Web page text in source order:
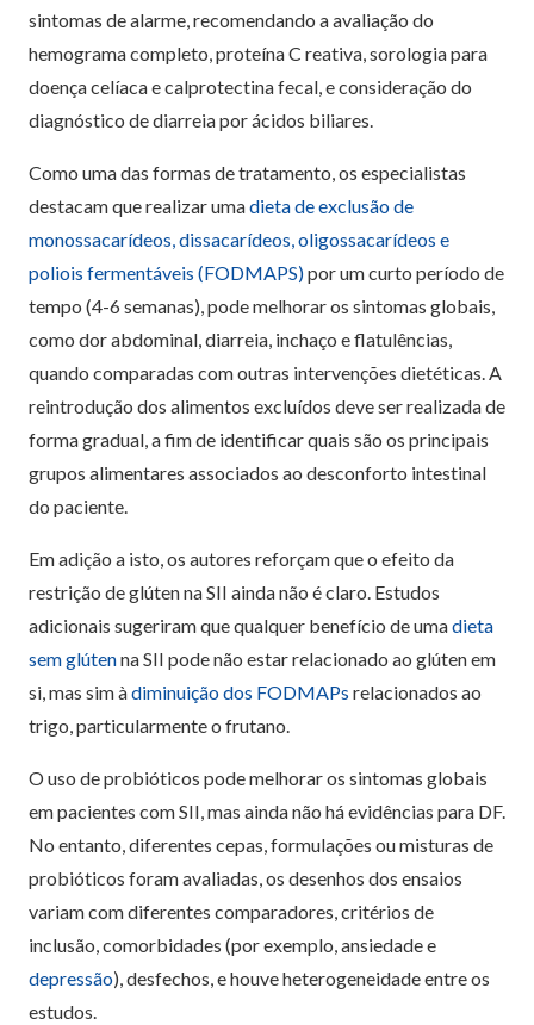
sintomas de alarme, recomendando a avaliação do
hemograma completo, proteína C reativa, sorologia para
doença celíaca e calprotectina fecal, e consideração do
diagnóstico de diarreia por ácidos biliares.
Como uma das formas de tratamento, os especialistas
destacam que realizar umadieta de exclusão de
monossacarídeos, dissacarídeos, oligossacarídeos e
poliois fermentáveis (FODMAPS)por um curto período de
tempo (4-6 semanas), pode melhorar os sintomas globais,
como dor abdominal, diarreia, inchaço e flatulências,
quando comparadas com outras intervenções dietéticas. A
reintrodução dos alimentos excluídos deve ser realizada de
forma gradual, a fim de identificar quais são os principais
grupos alimentares associados ao desconforto intestinal
do paciente.
Em adição a isto, os autores reforçam que o efeito da
restrição de glúten na SII ainda não é claro. Estudos
adicionais sugeriram que qualquer benefício de umadieta
sem glútenna SII pode não estar relacionado ao glúten em
si, mas sim àdiminuição dos FODMAPs relacionados ao
trigo, particularmente o frutano.
O uso de probióticos pode melhorar os sintomas globais
em pacientes com SII, mas ainda não há evidências para DF.
No entanto, diferentes cepas, formulações ou misturas de
probióticos foram avaliadas, os desenhos dos ensaios
variam com diferentes comparadores, critérios de
inclusão, comorbidades (por exemplo, ansiedade e
depressão), desfechos, e houve heterogeneidade entre os
estudos.